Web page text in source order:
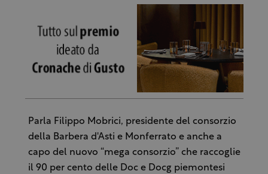
Parla Filippo Mobrici, presidente del consorzio
della Barbera d'Asti e Monferrato e anche a
capo del nuovo “mega consorzio” che raccoglie
il 90 per cento delle Doc e Docg piemontesi